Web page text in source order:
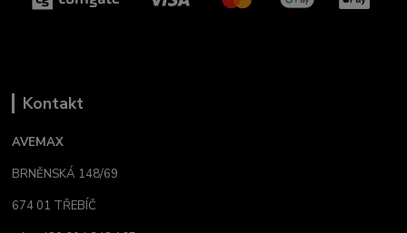
Kontakt
AVEMAX
BRNĚNSKÁ 148/69
674 01 TŘEBÍČ